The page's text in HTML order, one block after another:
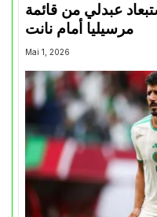
عبدلي من قائمة
مرسيليا أمام نانت
Mai 1, 2026